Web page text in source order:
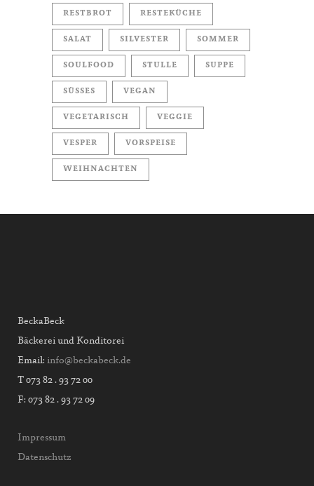
RESTBROT RESTEKÜCHE
SALAT SILVESTER SOMMER
SOULFOOD STULLE SUPPE
SÜSSES VEGAN
VEGETARISCH VEGGIE
VESPER VORSPEISE
WEIHNACHTEN
BeckaBeck
Bäckerei und Konditorei
Email: info@beckabeck.de
T 073 82 . 93 72 00
F: 073 82 . 93 72 09
Impressum
Datenschutz